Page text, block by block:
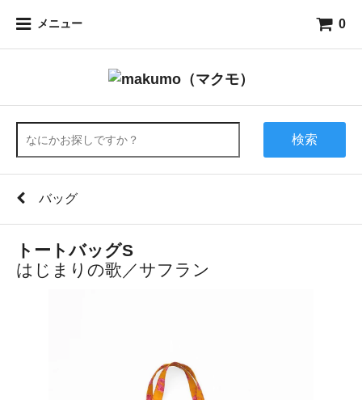
メニュー 0
検索
バッグ
トートバッグS
はじまりの歌／サフラン